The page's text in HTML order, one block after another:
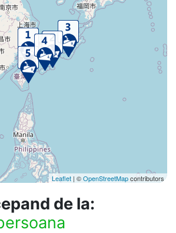
Leaflet | ©OpenStreetMapcontributors
de la: